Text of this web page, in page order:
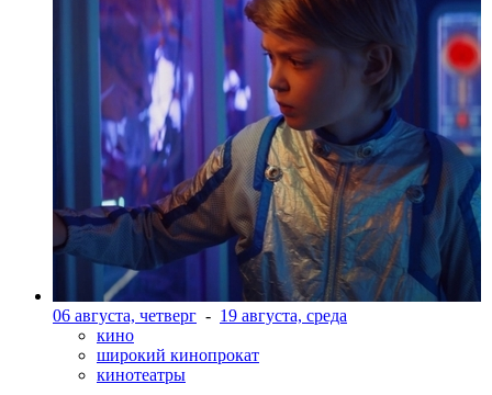
06 августа, четверг - 19 августа, среда
кино
широкий кинопрокат
кинотеатры